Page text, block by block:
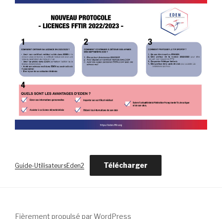
Guide-UtilisateursEden2 Télécharger
Fièrement propulsé par WordPress